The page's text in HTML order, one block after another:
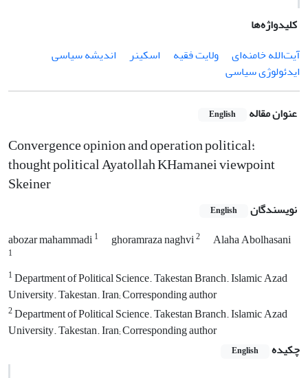
کلیدواژه‌ها
آیت‌الله خامنه‌ای
ولایت فقیه اسکینر
اندیشه سیاسی
ایدئولوژی سیاسی
عنوان مقاله English
Convergence opinion and operation political؛
thought political Ayatollah KHamanei viewpoint
Skeiner
نویسندگان English
abozar mahammadi1 ghoramraza naghvi2 Alaha Abolhasani
1
1Department of Political Science. Takestan Branch. Islamic Azad
University. Takestan. Iran; Corresponding author
2Department of Political Science. Takestan Branch. Islamic Azad
University. Takestan. Iran; Corresponding author
چکیده
English